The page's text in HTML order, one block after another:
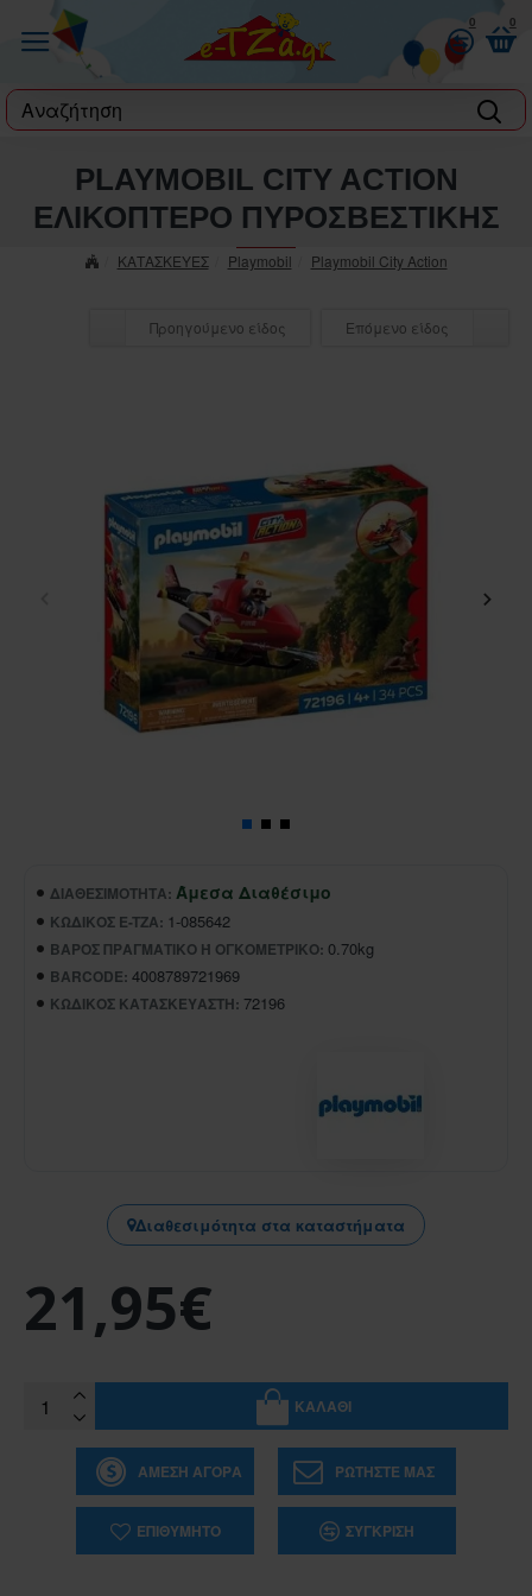
0 0
label
ΚΑΤΑΣΚΕΥΕΣ Playmobil Playmobil City Action
PLAYMOBIL CITY ACTION
ΕΛΙΚΟΠΤΕΡΟ ΠΥΡΟΣΒΕΣΤΙΚΗΣ
Προηγούμενο είδος Επόμενο είδος
ΔΙΑΘΕΣΙΜΌΤΗΤΑ: Άμεσα Διαθέσιμο
ΚΩΔΙΚΌΣ E-TZA: 1-085642
ΒΆΡΟΣ ΠΡΑΓΜΑΤΙΚΌ Ή ΟΓΚΟΜΕΤΡΙΚΌ: 0.70kg
BARCODE: 4008789721969
ΚΩΔΙΚΌΣ ΚΑΤΑΣΚΕΥΑΣΤΉ: 72196
Διαθεσιμότητα στα καταστήματα
21,95€
ΚΑΛΆΘΙ
ΆΜΕΣΗ ΑΓΟΡΆ ΡΩΤΉΣΤΕ ΜΑΣ
ΕΠΙΘΥΜΗΤΌ ΣΎΓΚΡΙΣΗ